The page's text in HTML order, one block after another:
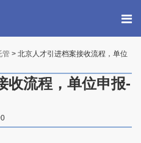
管 > 北京人才引进档案接收流程，单位
收流程，单位申报-